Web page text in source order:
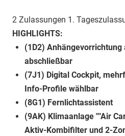
2 Zulassungen 1.
HIGHLIGHTS:
(1D2) Anhängevorrichtung
abschließbar
(7J1) Digital Cockpit,
Info-Profile wählbar
(8G1) Fernlichtassistent
(9AK) Klimaanlage ""Air
Aktiv-Kombifilter und 2-